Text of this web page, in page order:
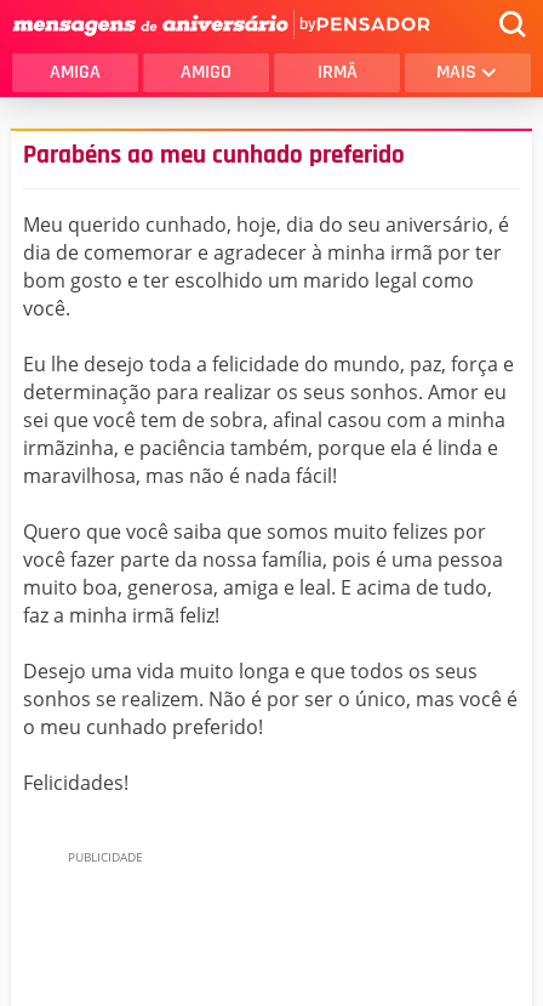
by
AMIGA AMIGO IRMÃ MAIS
Parabéns ao meu cunhado preferido
Meu querido cunhado, hoje, dia do seu aniversário, é
dia de comemorar e agradecer à minha irmã por ter
bom gosto e ter escolhido um marido legal como
você.
Eu lhe desejo toda a felicidade do mundo, paz, força e
determinação para realizar os seus sonhos. Amor eu
sei que você tem de sobra, afinal casou com a minha
irmãzinha, e paciência também, porque ela é linda e
maravilhosa, mas não é nada fácil!
Quero que você saiba que somos muito felizes por
você fazer parte da nossa família, pois é uma pessoa
muito boa, generosa, amiga e leal. E acima de tudo,
faz a minha irmã feliz!
Desejo uma vida muito longa e que todos os seus
sonhos se realizem. Não é por ser o único, mas você é
o meu cunhado preferido!
Felicidades!